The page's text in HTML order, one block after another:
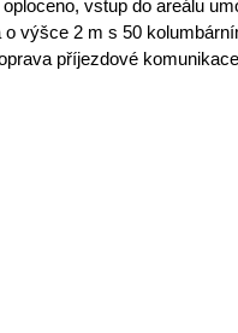
oploceno, vstup do areálu
o výšce 2 m s 50
příjezdové